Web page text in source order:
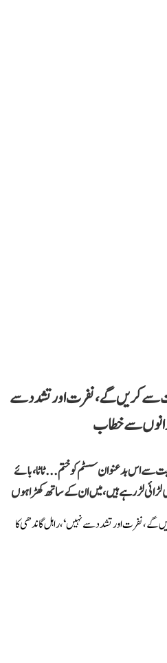
سے کریں گے، نفرت اور تشدد سے
سے خطاب
سے اس بدعنوان سسٹم کو ختم... ٹاٹا، بائے
لڑائی لڑ رہے ہیں، میں ان کے ساتھ کھڑا ہوں